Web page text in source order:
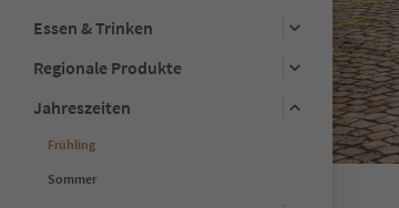
Essen & Trinken
Regionale Produkte
Jahreszeiten
Frühling
Sommer